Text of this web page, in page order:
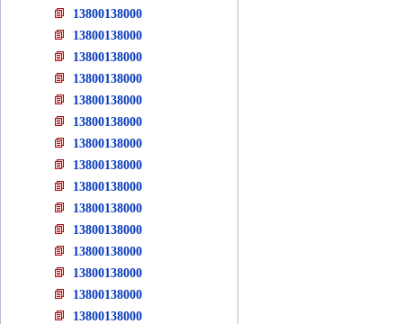
13800138000
13800138000
13800138000
13800138000
13800138000
13800138000
13800138000
13800138000
13800138000
13800138000
13800138000
13800138000
13800138000
13800138000
13800138000